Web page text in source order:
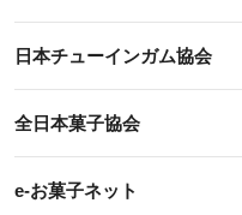
日本チューインガム協会
全日本菓子協会
e-お菓子ネット